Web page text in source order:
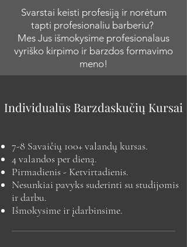
Svarstai keisti profesiją ir norėtum
tapti profesionaliu barberiu?
Mes Jus išmokysime profesionalaus
vyriško kirpimo ir barzdos formavimo
meno!
Individualūs Barzdaskučių Kursai
7-8 Savaičių 100+ valandų kursas.
4 valandos per dieną.
Pirmadienis - Ketvirtadienis.
Nesunkiai pavyks suderinti su studijomis
ir darbu.
Išmokysime ir įdarbinsime.